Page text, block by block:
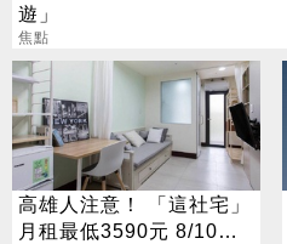
遊」
焦點
高雄人注意！ 「這社宅」
月租最低3590元 8/10起